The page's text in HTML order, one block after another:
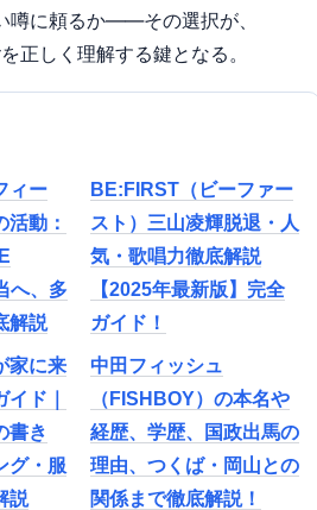
噂に頼るか——その選択が、
正しく理解する鍵となる。
ィー
活動：
へ、多
解説
BE:FIRST（ビーファー
スト）三山凌輝脱退・人
気・歌唱力徹底解説
【2025年最新版】完全
ガイド！
家に来
ド｜
書き
グ・服
説
中田フィッシュ
（FISHBOY）の本名や
経歴、学歴、国政出馬の
理由、つくば・岡山との
関係まで徹底解説！